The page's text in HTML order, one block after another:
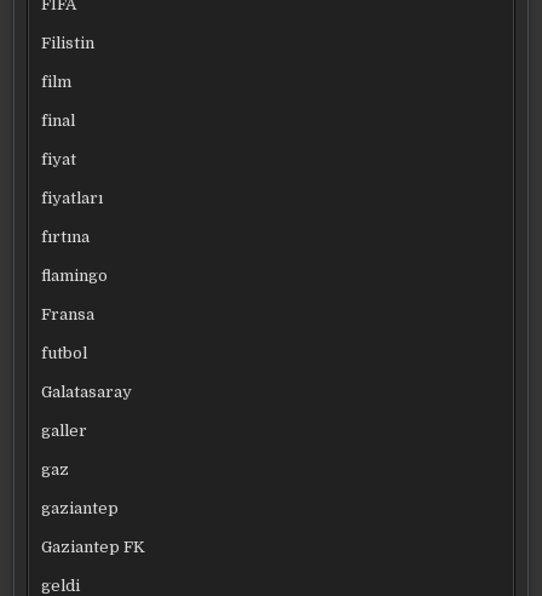
FIFA
Filistin
film
final
fiyat
fiyatları
fırtına
flamingo
Fransa
futbol
Galatasaray
galler
gaz
gaziantep
Gaziantep FK
geldi